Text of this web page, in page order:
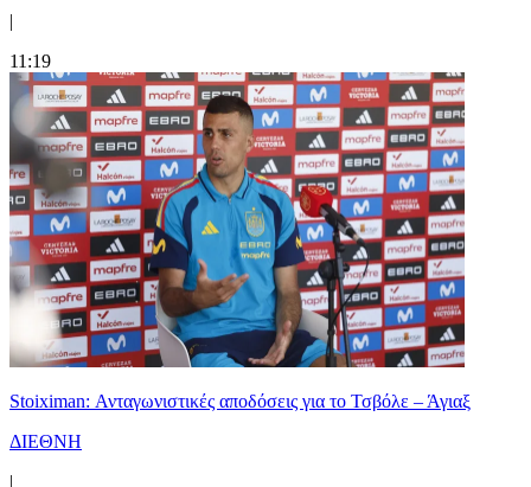
|
11:19
Stoiximan: Ανταγωνιστικές αποδόσεις για το Τσβόλε – Άγιαξ
ΔΙΕΘΝΗ
|